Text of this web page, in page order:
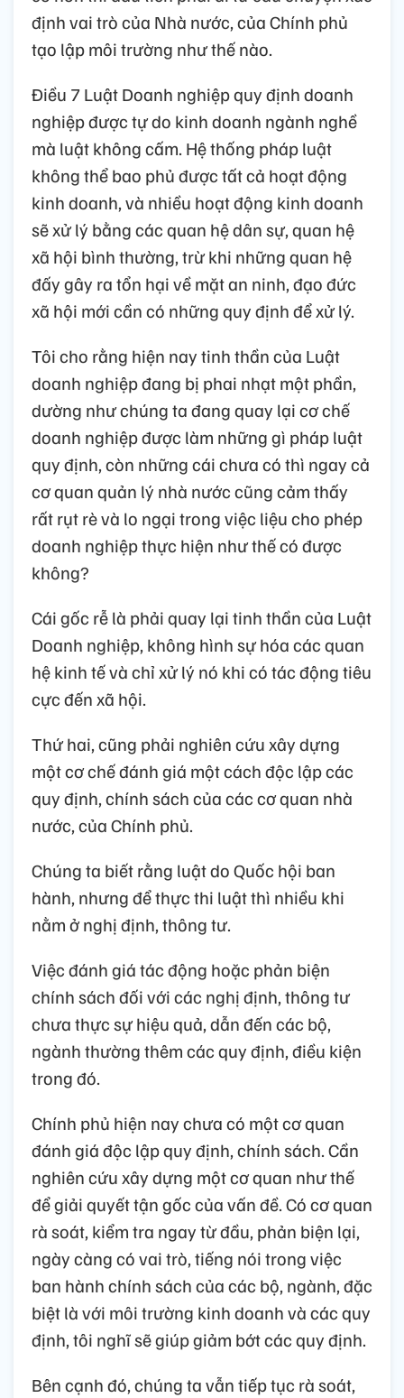
định vai trò của Nhà nước, của Chính phủ
tạo lập môi trường như thế nào.
Điều 7 Luật Doanh nghiệp quy định doanh
nghiệp được tự do kinh doanh ngành nghề
mà luật không cấm. Hệ thống pháp luật
không thể bao phủ được tất cả hoạt động
kinh doanh, và nhiều hoạt động kinh doanh
sẽ xử lý bằng các quan hệ dân sự, quan hệ
xã hội bình thường, trừ khi những quan hệ
đấy gây ra tổn hại về mặt an ninh, đạo đức
xã hội mới cần có những quy định để xử lý.
Tôi cho rằng hiện nay tinh thần của Luật
doanh nghiệp đang bị phai nhạt một phần,
dường như chúng ta đang quay lại cơ chế
doanh nghiệp được làm những gì pháp luật
quy định, còn những cái chưa có thì ngay cả
cơ quan quản lý nhà nước cũng cảm thấy
rất rụt rè và lo ngại trong việc liệu cho phép
doanh nghiệp thực hiện như thế có được
không?
Cái gốc rễ là phải quay lại tinh thần của Luật
Doanh nghiệp, không hình sự hóa các quan
hệ kinh tế và chỉ xử lý nó khi có tác động tiêu
cực đến xã hội.
Thứ hai, cũng phải nghiên cứu xây dựng
một cơ chế đánh giá một cách độc lập các
quy định, chính sách của các cơ quan nhà
nước, của Chính phủ.
Chúng ta biết rằng luật do Quốc hội ban
hành, nhưng để thực thi luật thì nhiều khi
nằm ở nghị định, thông tư.
Việc đánh giá tác động hoặc phản biện
chính sách đối với các nghị định, thông tư
chưa thực sự hiệu quả, dẫn đến các bộ,
ngành thường thêm các quy định, điều kiện
trong đó.
Chính phủ hiện nay chưa có một cơ quan
đánh giá độc lập quy định, chính sách. Cần
nghiên cứu xây dựng một cơ quan như thế
để giải quyết tận gốc của vấn đề. Có cơ quan
rà soát, kiểm tra ngay từ đầu, phản biện lại,
ngày càng có vai trò, tiếng nói trong việc
ban hành chính sách của các bộ, ngành, đặc
biệt là với môi trường kinh doanh và các quy
định, tôi nghĩ sẽ giúp giảm bớt các quy định.
Bên cạnh đó, chúng ta vẫn tiếp tục rà soát,